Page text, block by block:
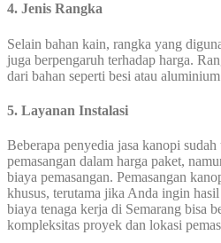
4. Jenis Rangka
Selain bahan kain, rangka yang
juga berpengaruh terhadap harga.
dari bahan seperti besi atau
5. Layanan Instalasi
Beberapa penyedia jasa kanopi sudah
pemasangan dalam harga paket,
biaya pemasangan. Pemasangan
khusus, terutama jika Anda ingin
biaya tenaga kerja di Semarang bisa
kompleksitas proyek dan lokasi